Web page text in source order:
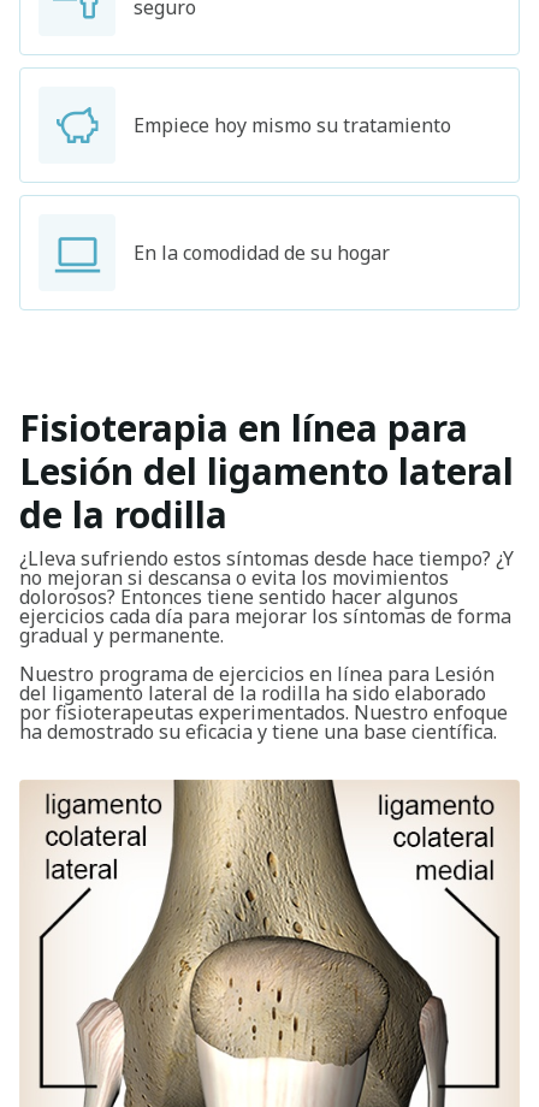
seguro
Empiece hoy mismo su tratamiento
En la comodidad de su hogar
Fisioterapia en línea para
Lesión del ligamento lateral
de la rodilla
¿Lleva sufriendo estos síntomas desde hace tiempo? ¿Y
no mejoran si descansa o evita los movimientos
dolorosos? Entonces tiene sentido hacer algunos
ejercicios cada día para mejorar los síntomas de forma
gradual y permanente.
Nuestro programa de ejercicios en línea para Lesión
del ligamento lateral de la rodilla ha sido elaborado
por fisioterapeutas experimentados. Nuestro enfoque
ha demostrado su eficacia y tiene una base científica.